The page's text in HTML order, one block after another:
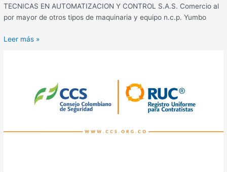
TECNICAS EN AUTOMATIZACION Y CONTROL S.A.S. Comercio al
por mayor de otros tipos de maquinaria y equipo n.c.p. Yumbo
Leer más »